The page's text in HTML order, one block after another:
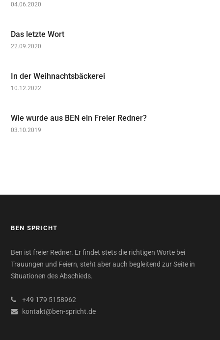
04.06.2020
Das letzte Wort
22.09.2020
In der Weihnachtsbäckerei
10.12.2022
Wie wurde aus BEN ein Freier Redner?
03.10.2019
BEN SPRICHT
Ben ist freier Redner. Er findet stets die richtigen Worte bei
Trauungen und Feiern, steht aber auch begleitend zur Seite in
Situationen des Abschieds.
+49 179 5158962
kontakt@ben-spricht.de